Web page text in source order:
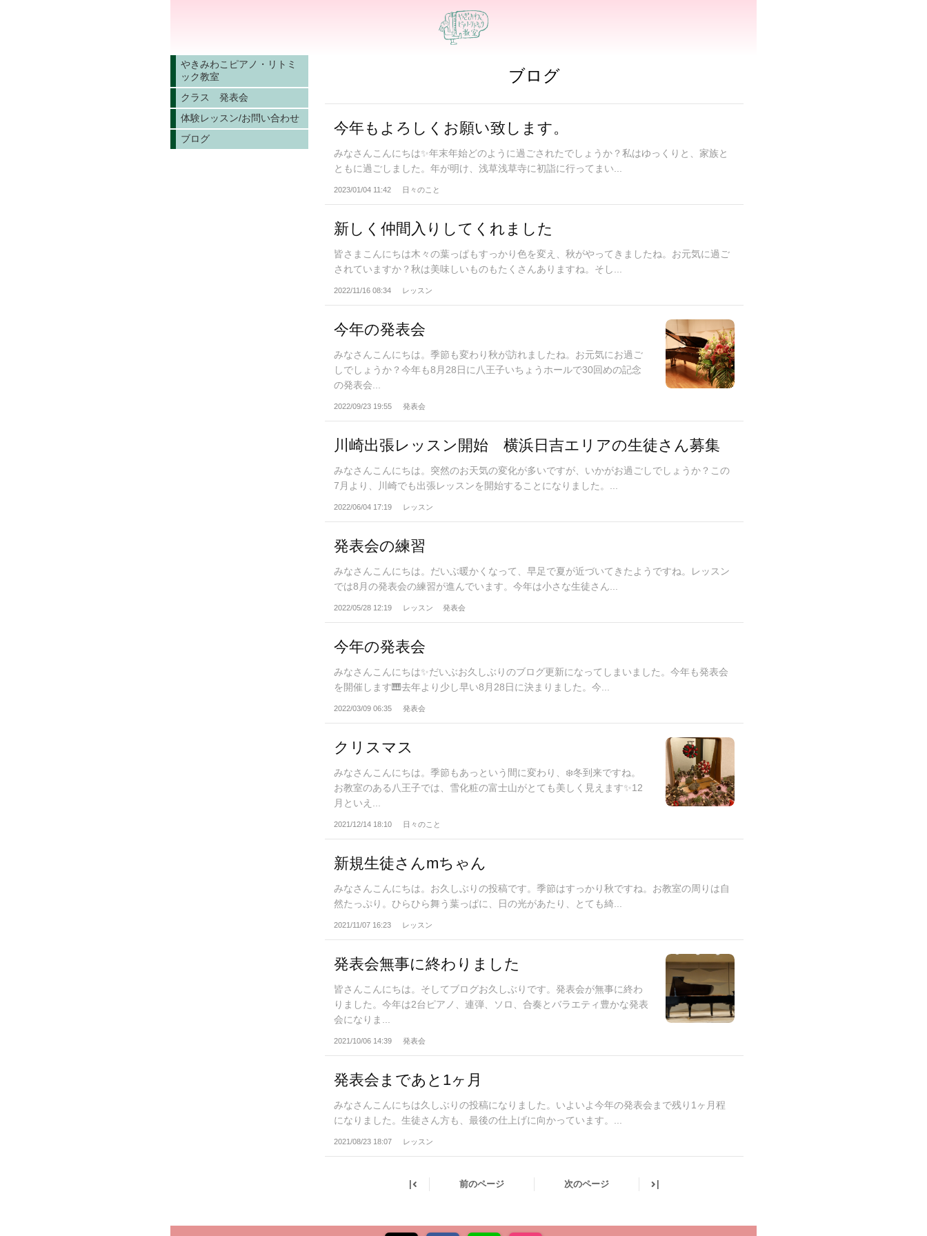
ブログ
今年もよろしくお願い致します。
みなさんこんにちは✨年末年始どのように過ごされたでしょうか？私はゆっくりと、家族と
ともに過ごしました。年が明け、浅草浅草寺に初詣に行ってまい...
2023/01/04 11:42 日々のこと
新しく仲間入りしてくれました
皆さまこんにちは木々の葉っぱもすっかり色を変え、秋がやってきましたね。お元気に過ご
されていますか？秋は美味しいものもたくさんありますね。そし...
2022/11/16 08:34 レッスン
今年の発表会
みなさんこんにちは。季節も変わり秋が訪れましたね。お元気にお過ご
しでしょうか？今年も8月28日に八王子いちょうホールで30回めの記念
の発表会...
2022/09/23 19:55 発表会
川崎出張レッスン開始 横浜日吉エリアの生徒さん募集
みなさんこんにちは。突然のお天気の変化が多いですが、いかがお過ごしでしょうか？この
7月より、川崎でも出張レッスンを開始することになりました。...
2022/06/04 17:19 レッスン
発表会の練習
みなさんこんにちは。だいぶ暖かくなって、早足で夏が近づいてきたようですね。レッスン
では8月の発表会の練習が進んでいます。今年は小さな生徒さん...
2022/05/28 12:19 レッスン 発表会
今年の発表会
みなさんこんにちは✨だいぶお久しぶりのブログ更新になってしまいました。今年も発表会
を開催します🎹去年より少し早い8月28日に決まりました。今...
2022/03/09 06:35 発表会
クリスマス
みなさんこんにちは。季節もあっという間に変わり、❄️冬到来ですね。
お教室のある八王子では、雪化粧の富士山がとても美しく見えます✨12
月といえ...
2021/12/14 18:10 日々のこと
新規生徒さんmちゃん
みなさんこんにちは。お久しぶりの投稿です。季節はすっかり秋ですね。お教室の周りは自
然たっぷり。ひらひら舞う葉っぱに、日の光があたり、とても綺...
2021/11/07 16:23 レッスン
発表会無事に終わりました
皆さんこんにちは。そしてブログお久しぶりです。発表会が無事に終わ
りました。今年は2台ピアノ、連弾、ソロ、合奏とバラエティ豊かな発表
会になりま...
2021/10/06 14:39 発表会
発表会まであと1ヶ月
みなさんこんにちは久しぶりの投稿になりました。いよいよ今年の発表会まで残り1ヶ月程
になりました。生徒さん方も、最後の仕上げに向かっています。...
2021/08/23 18:07 レッスン
| 前のページ 次のページ |
やきみわこピアノ・リトミ
ック教室
クラス 発表会
体験レッスン/お問い合わせ
ブログ